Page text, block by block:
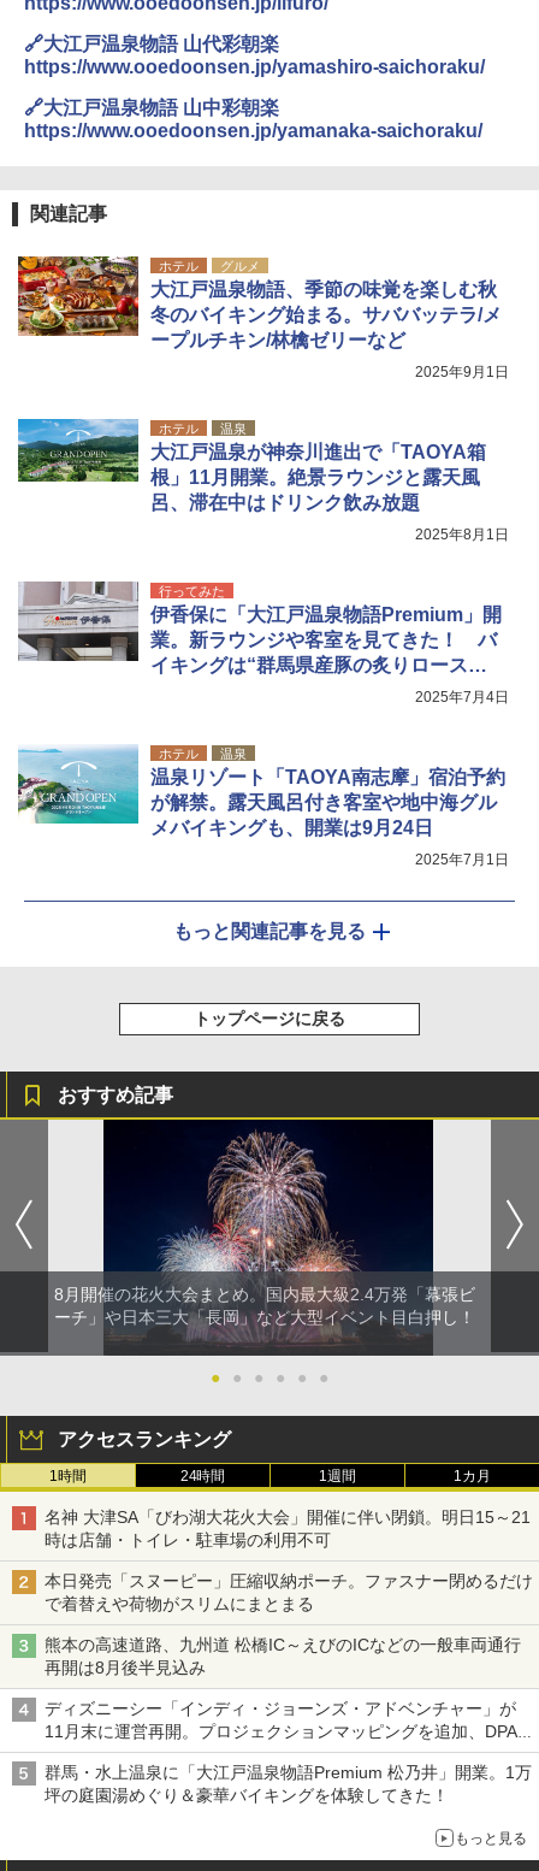
🔗大江戸温泉物語 山代彩朝楽
https://www.ooedoonsen.jp/yamashiro-saichoraku/
🔗大江戸温泉物語 山中彩朝楽
https://www.ooedoonsen.jp/yamanaka-saichoraku/
関連記事
ホテル グルメ
大江戸温泉物語、季節の味覚を楽しむ秋
冬のバイキング始まる。サババッテラ/メ
ープルチキン/林檎ゼリーなど
2025年9月1日
ホテル 温泉
大江戸温泉が神奈川進出で「TAOYA箱
根」11月開業。絶景ラウンジと露天風
呂、滞在中はドリンク飲み放題
2025年8月1日
行ってみた
伊香保に「大江戸温泉物語Premium」開
業。新ラウンジや客室を見てきた！ バ
イキングは“群馬県産豚の炙りロース
2025年7月4日
ホテル 温泉
温泉リゾート「TAOYA南志摩」宿泊予約
が解禁。露天風呂付き客室や地中海グル
メバイキングも、開業は9月24日
2025年7月1日
もっと関連記事を見る
トップページに戻る
おすすめ記事
8月開催の花火大会まとめ。国内最大級2.4万発「幕張ビ
ーチ」や日本三大「長岡」など大型イベント目白押し！
● ● ● ● ● ●
アクセスランキング
1時間 24時間 1週間 1カ月
名神 大津SA「びわ湖大花火大会」開催に伴い閉鎖。明日15～21
時は店舗・トイレ・駐車場の利用不可
本日発売「スヌーピー」圧縮収納ポーチ。ファスナー閉めるだけ
で着替えや荷物がスリムにまとまる
熊本の高速道路、九州道 松橋IC～えびのICなどの一般車両通行
再開は8月後半見込み
ディズニーシー「インディ・ジョーンズ・アドベンチャー」が
11月末に運営再開。プロジェクションマッピングを追加、DPA
は1500円
群馬・水上温泉に「大江戸温泉物語Premium 松乃井」開業。1万
坪の庭園湯めぐり＆豪華バイキングを体験してきた！
もっと見る